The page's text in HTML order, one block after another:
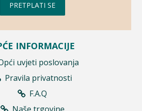
PRETPLATI SE
INFORMACIJE
uvjeti poslovanja
Pravila privatnosti
F.A.Q